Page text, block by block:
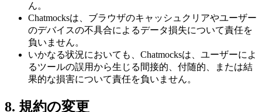
ん。
Chatmocksは、ブラウザのキャッシュクリアやユーザー
のデバイスの不具合によるデータ損失について責任を
負いません。
いかなる状況においても、Chatmocksは、ユーザーによ
るツールの誤用から生じる間接的、付随的、または結
果的な損害について責任を負いません。
8. 規約の変更